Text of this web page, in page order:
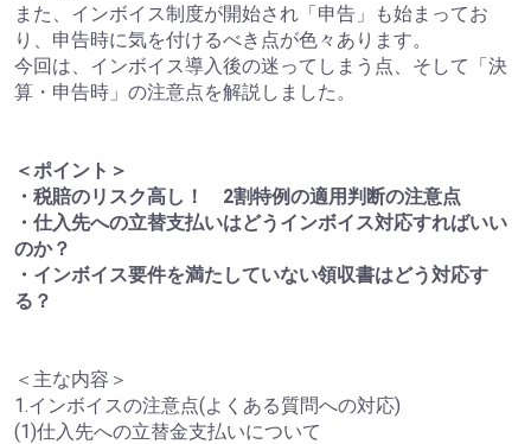
また、インボイス制度が開始され「申告」も始まってお
り、申告時に気を付けるべき点が色々あります。
今回は、インボイス導入後の迷ってしまう点、そして「決
算・申告時」の注意点を解説しました。
＜ポイント＞
・税賠のリスク高し！ 2割特例の適用判断の注意点
・仕入先への立替支払いはどうインボイス対応すればいい
のか？
・インボイス要件を満たしていない領収書はどう対応す
る？
＜主な内容＞
1.インボイスの注意点(よくある質問への対応)
(1)仕入先への立替金支払いについて